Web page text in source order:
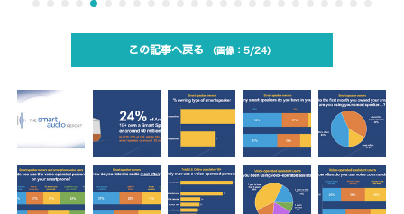
この記事へ戻る 5/24